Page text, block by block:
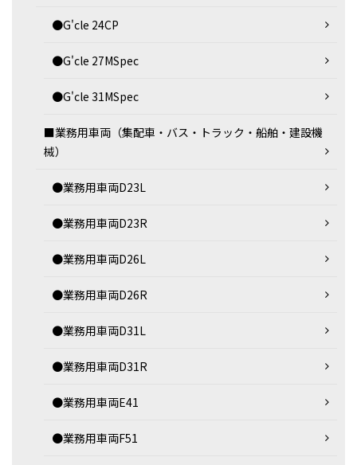
●G'cle 24CP
●G'cle 27MSpec
●G'cle 31MSpec
■業務用車両（集配車・バス・トラック・船舶・建設機
械）
●業務用車両D23L
●業務用車両D23R
●業務用車両D26L
●業務用車両D26R
●業務用車両D31L
●業務用車両D31R
●業務用車両E41
●業務用車両F51